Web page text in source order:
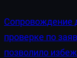
Сопровождение
проверке по
позволило